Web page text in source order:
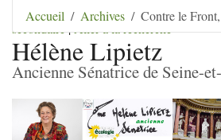
Aller au contenu | Aller au menu | Aller
secondaire|Aller à la recherche
Hélène Lipietz
Ancienne Sénatrice de Seine-
Accueil Archives Contre le